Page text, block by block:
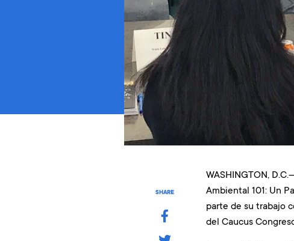
SHARE
WASHINGTON,
Ambiental 101: Un
parte de su trabajo
del Caucus